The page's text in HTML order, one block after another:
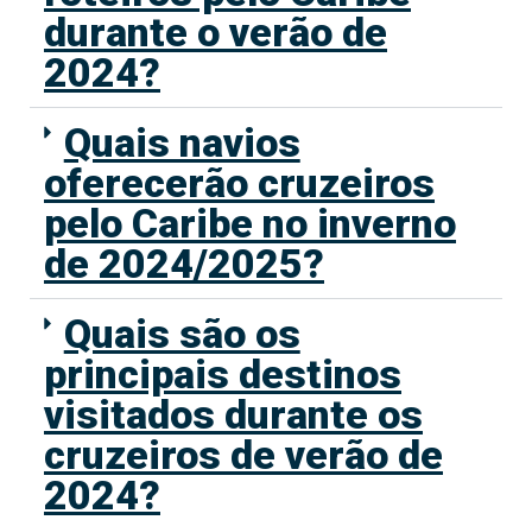
durante o verão de
2024?
Quais navios
oferecerão cruzeiros
pelo Caribe no inverno
de 2024/2025?
Quais são os
principais destinos
visitados durante os
cruzeiros de verão de
2024?